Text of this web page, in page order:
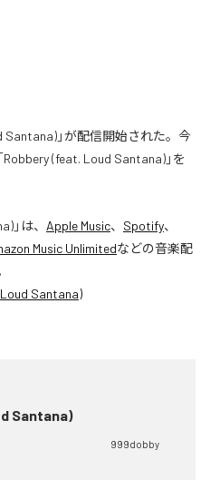
Santana)」が配信開始された。今
(feat. Loud Santana)」を
」は、 Apple Music、 Spotify、
Music Unlimitedなどの音楽配
Santana)
Santana)
999dobby